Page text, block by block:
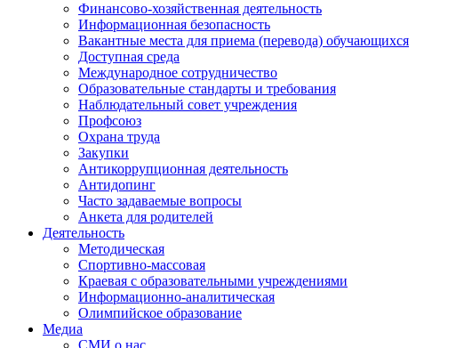
Финансово-хозяйственная деятельность
Информационная безопасность
Вакантные места для приема (перевода) обучающихся
Доступная среда
Международное сотрудничество
Образовательные стандарты и требования
Наблюдательный совет учреждения
Профсоюз
Охрана труда
Закупки
Антикоррупционная деятельность
Антидопинг
Часто задаваемые вопросы
Анкета для родителей
Деятельность
Методическая
Спортивно-массовая
Краевая с образовательными учреждениями
Информационно-аналитическая
Олимпийское образование
Медиа
СМИ о нас